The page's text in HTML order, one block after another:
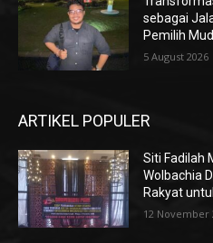
sebagai
Pemilih
5 August 2026
ARTIKEL POPULER
Siti Fadilah
Wolbachia
Rakyat
12 November